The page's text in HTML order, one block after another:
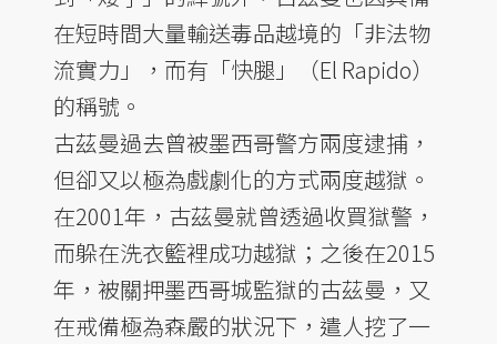
在短時間大量輸送毒品越境的「非法物
流實力」，而有「快腿」（El Rapido）
的稱號。
古茲曼過去曾被墨西哥警方兩度逮捕，
但卻又以極為戲劇化的方式兩度越獄。
在2001年，古茲曼就曾透過收買獄警，
而躲在洗衣籃裡成功越獄；之後在2015
年，被關押墨西哥城監獄的古茲曼，又
在戒備極為森嚴的狀況下，遣人挖了一